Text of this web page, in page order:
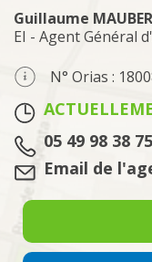
Guillaume
EI - Agent Général
N° Orias :
Tél. :
05 49 98 38 75
Email :
Email de